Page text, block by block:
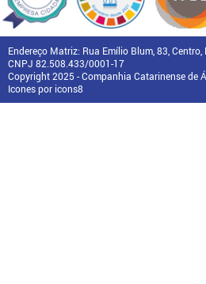
Endereço Matriz: Rua Emílio Blum, 83,
CNPJ 82.508.433/0001-17
Copyright 2025 - Companhia Catarinense de
Icones por icons8